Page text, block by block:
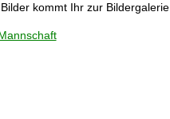
kommt Ihr zur Bildergalerie